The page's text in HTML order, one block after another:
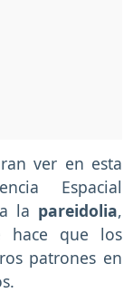
ver en esta
Espacial
la pareidolia,
hace que los
patrones en